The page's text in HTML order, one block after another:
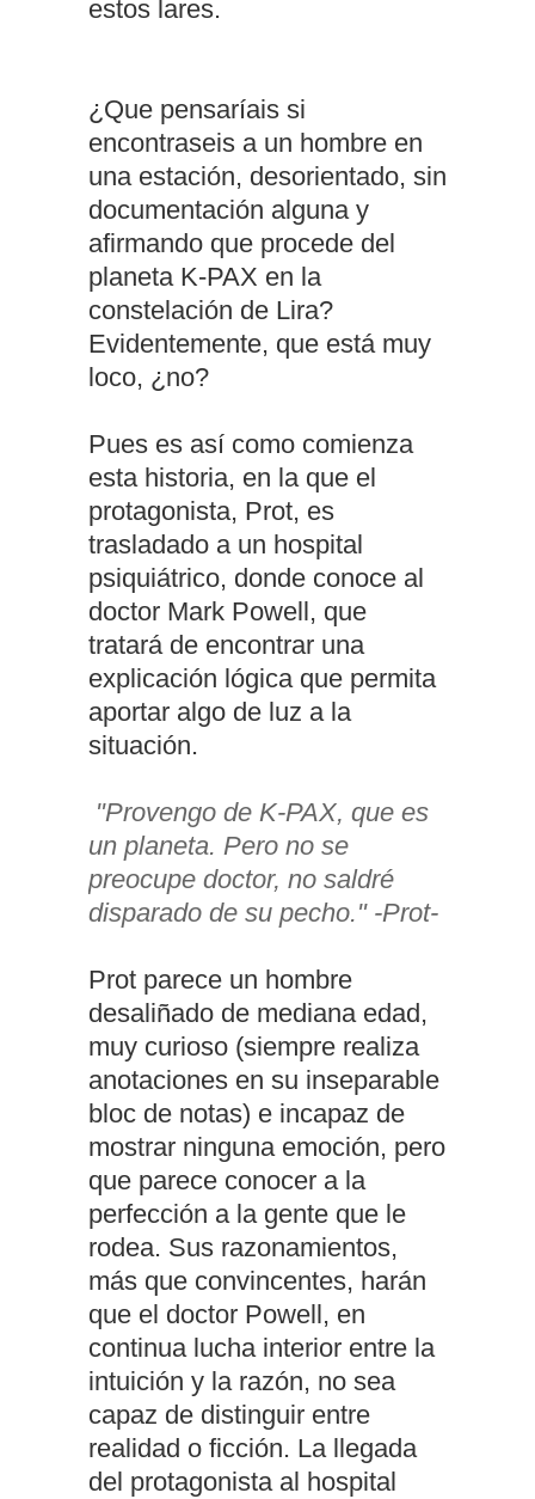
estos lares.
¿Que pensaríais si
encontraseis a un hombre en
una estación, desorientado, sin
documentación alguna y
afirmando que procede del
planeta K-PAX en la
constelación de Lira?
Evidentemente, que está muy
loco, ¿no?
Pues es así como comienza
esta historia, en la que el
protagonista, Prot, es
trasladado a un hospital
psiquiátrico, donde conoce al
doctor Mark Powell, que
tratará de encontrar una
explicación lógica que permita
aportar algo de luz a la
situación.
"Provengo de K-PAX, que es
un planeta. Pero no se
preocupe doctor, no saldré
disparado de su pecho." -Prot-
Prot parece un hombre
desaliñado de mediana edad,
muy curioso (siempre realiza
anotaciones en su inseparable
bloc de notas) e incapaz de
mostrar ninguna emoción, pero
que parece conocer a la
perfección a la gente que le
rodea. Sus razonamientos,
más que convincentes, harán
que el doctor Powell, en
continua lucha interior entre la
intuición y la razón, no sea
capaz de distinguir entre
realidad o ficción. La llegada
del protagonista al hospital